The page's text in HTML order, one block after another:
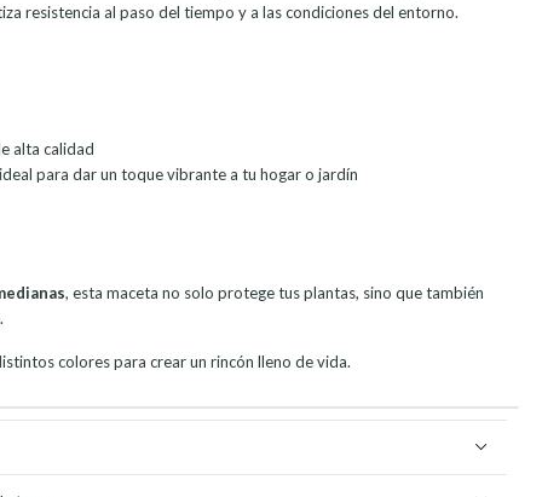
resistencia al paso del tiempo y a las condiciones del entorno.
alta calidad
para dar un toque vibrante a tu hogar o jardín
, esta maceta no solo protege tus plantas, sino que también
colores para crear un rincón lleno de vida.